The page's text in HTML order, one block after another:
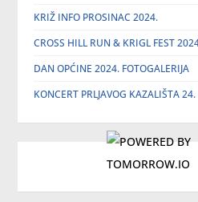
KRIŽ INFO PROSINAC 2024.
CROSS HILL RUN & KRIGL FEST
DAN OPĆINE 2024. FOTOGALERIJA
KONCERT PRLJAVOG KAZALIŠTA